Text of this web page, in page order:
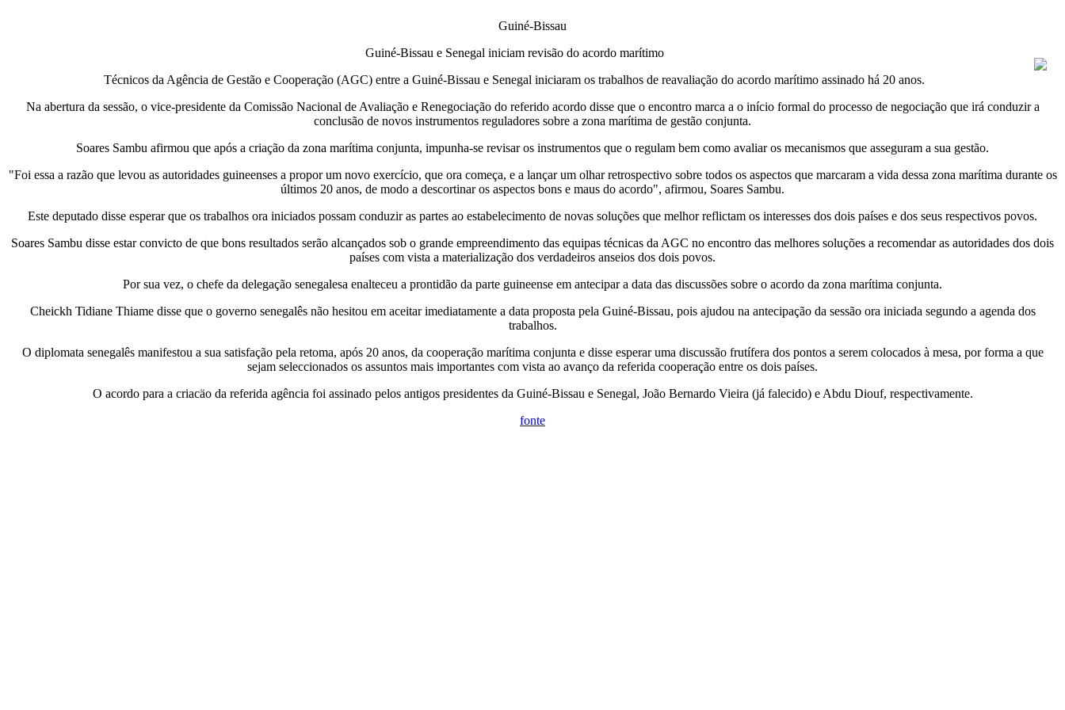
Guiné-Bissau
Guiné-Bissau e Senegal iniciam revisão do acordo marítimo
Técnicos da Agência de Gestão e Cooperação (AGC) entre a Guiné-Bissau e Senegal iniciaram os trabalhos de reavaliação do acordo marítimo assinado há 20 anos.
Na abertura da sessão, o vice-presidente da Comissão Nacional de Avaliação e Renegociação do referido acordo disse que o encontro marca a o início formal do processo de negociação que irá conduzir a
conclusão de novos instrumentos reguladores sobre a zona marítima de gestão conjunta.
Soares Sambu afirmou que após a criação da zona marítima conjunta, impunha-se revisar os instrumentos que o regulam bem como avaliar os mecanismos que asseguram a sua gestão.
"Foi essa a razão que levou as autoridades guineenses a propor um novo exercício, que ora começa, e a lançar um olhar retrospectivo sobre todos os aspectos que marcaram a vida dessa zona marítima durante os
últimos 20 anos, de modo a descortinar os aspectos bons e maus do acordo", afirmou, Soares Sambu.
Este deputado disse esperar que os trabalhos ora iniciados possam conduzir as partes ao estabelecimento de novas soluções que melhor reflictam os interesses dos dois países e dos seus respectivos povos.
Soares Sambu disse estar convicto de que bons resultados serão alcançados sob o grande empreendimento das equipas técnicas da AGC no encontro das melhores soluções a recomendar as autoridades dos dois
países com vista a materialização dos verdadeiros anseios dos dois povos.
Por sua vez, o chefe da delegação senegalesa enalteceu a prontidão da parte guineense em antecipar a data das discussões sobre o acordo da zona marítima conjunta.
Cheickh Tidiane Thiame disse que o governo senegalês não hesitou em aceitar imediatamente a data proposta pela Guiné-Bissau, pois ajudou na antecipação da sessão ora iniciada segundo a agenda dos
trabalhos.
O diplomata senegalês manifestou a sua satisfação pela retoma, após 20 anos, da cooperação marítima conjunta e disse esperar uma discussão frutífera dos pontos a serem colocados à mesa, por forma a que
sejam seleccionados os assuntos mais importantes com vista ao avanço da referida cooperação entre os dois países.
O acordo para a criacäo da referida agência foi assinado pelos antigos presidentes da Guiné-Bissau e Senegal, João Bernardo Vieira (já falecido) e Abdu Diouf, respectivamente.
fonte